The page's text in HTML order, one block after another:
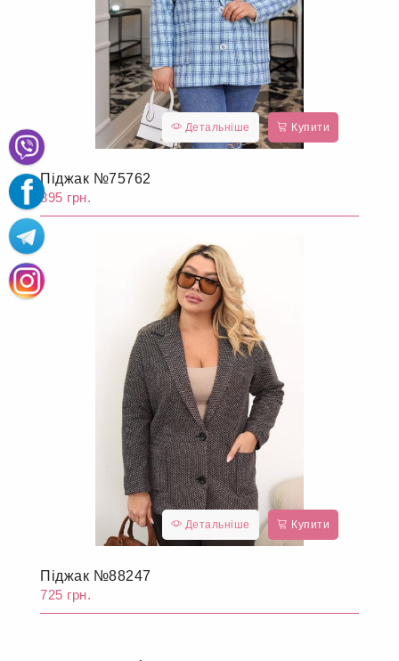
Детальніше Купити
Піджак №75762
895 грн.
Детальніше Купити
Піджак №88247
725 грн.